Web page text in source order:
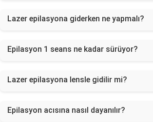
Lazer epilasyona giderken ne yapmalı?
Epilasyon 1 seans ne kadar sürüyor?
Lazer epilasyona lensle gidilir mi?
Epilasyon acısına nasıl dayanılır?